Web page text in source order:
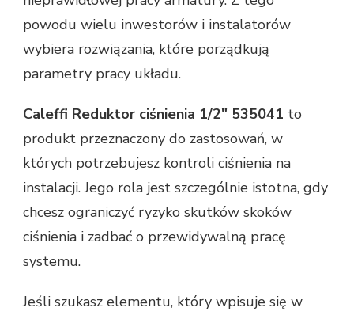
powodu wielu inwestorów i instalatorów
wybiera rozwiązania, które porządkują
parametry pracy układu.
Caleffi Reduktor ciśnienia 1/2" 535041 to
produkt przeznaczony do zastosowań, w
których potrzebujesz kontroli ciśnienia na
instalacji. Jego rola jest szczególnie istotna, gdy
chcesz ograniczyć ryzyko skutków skoków
ciśnienia i zadbać o przewidywalną pracę
systemu.
Jeśli szukasz elementu, który wpisuje się w